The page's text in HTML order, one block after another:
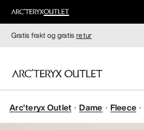
Gratis frakt og gratisretur
DAMER
Arc'teryx Outlet Dame Fleece